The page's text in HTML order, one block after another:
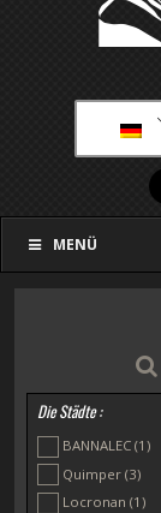
MENÜ
Die Städte :
BANNALEC(1)
Quimper(3)
Locronan(1)